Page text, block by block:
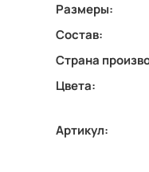
Размеры:
Состав:
Страна
Цвета:
Артикул: